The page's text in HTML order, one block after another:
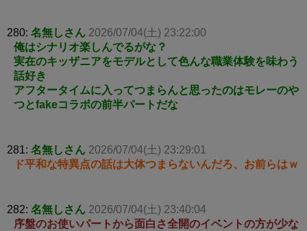
280: 名無しさん 2026/07/04(土) 23:22:00
俺はシナリオ楽しんでるがな？
実在のキッザニアをモデルとして色んな職業体験を味わう
話好き
アフタータイムに入ってつまらんと思ったのはモレーのや
つとfakeコラボの前半パートだな
281: 名無しさん 2026/07/04(土) 23:29:01
ド平和な特異点の話は大体つまらないんだろ、お前らはｗ
282: 名無しさん 2026/07/04(土) 23:40:04
序盤のお使いパートから面白さ全開のイベントの方が少な